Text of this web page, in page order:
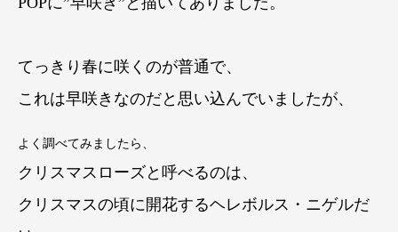
てっきり春に咲くのが普通で、
これは早咲きなのだと思い込んでいましたが、
よく調べてみましたら、
クリスマスローズと呼べるのは、
クリスマスの頃に開花するヘレボルス・ニゲルだ